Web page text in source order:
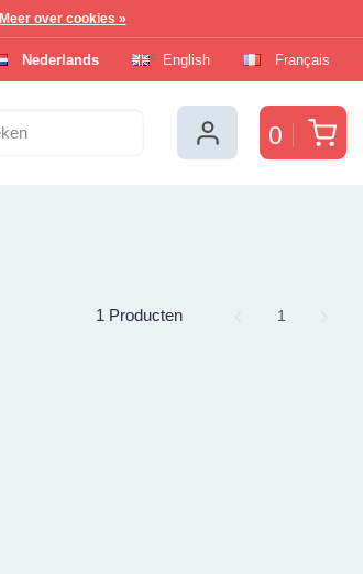
Nederlands English Français
0
1 Producten Page
1
Meer over cookies »